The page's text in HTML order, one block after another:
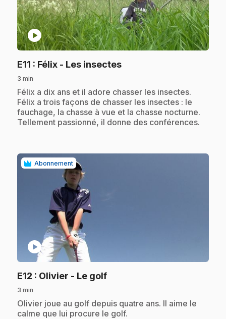
play_circle
E11 : Félix - Les insectes.
3 min
.Félix a dix ans et il adore chasser les insectes.
Félix a trois façons de chasser les insectes : le
fauchage, la chasse à vue et la chasse nocturne.
Tellement passionné, il donne des conférences.
Abonnement
play_circle
E12 : Olivier - Le golf.
3 min
.Olivier joue au golf depuis quatre ans. Il aime le
calme que lui procure le golf.